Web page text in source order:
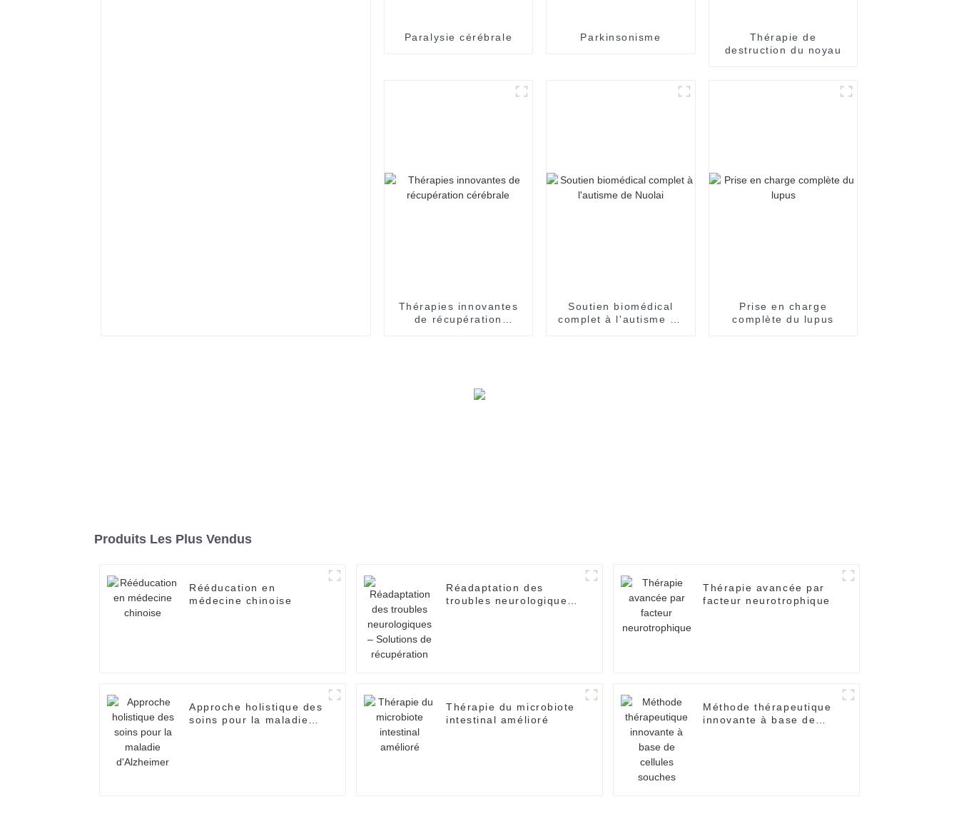
Paralysie cérébrale Parkinsonisme
Thérapie de
destruction du noyau
Thérapies innovantes
de récupération
Soutien biomédical
complet à l'autisme de
Prise en charge
complète du lupus
Produits Les Plus Vendus
Rééducation en
médecine chinoise
Réadaptation des
troubles neurologiques
Thérapie avancée par
facteur neurotrophique
Approche holistique des
soins pour la maladie
Thérapie du microbiote
intestinal amélioré
Méthode thérapeutique
innovante à base de